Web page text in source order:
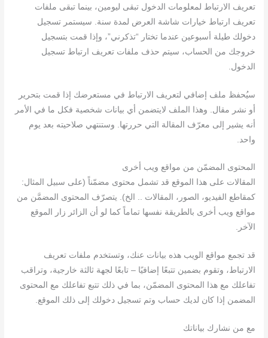
تعريف الارتباط لمعلومات الدخول تبقى ليومين، بينما تبقى ملفات
تعريف ارتباط خيارات شاشة العرض لمدة سنة. سيستمر تسجيل
دخولك طيلة أسبوعين عندما تختار “تذكرني”، وإذا قمت بتسجيل
خروجك من الحساب، سيتم حذف ملفات تعريف ارتباط تسجيل
الدخول.
سيُحفظ ملف إضافي لتعريف الارتباط في مستعرضك إذا قمت بتحرير
أو نشر مقال. وهذا الملف لايتضمن أي بيانات شخصية فكل ما في الأمر
أنه يشير إلى معرّف المقالة التي حررتها. وستنتهي صلاحيته بعد يوم
واحد.
المحتوى المضمّن من مواقع ويب أخرى
المقالات على هذا الموقع قد تشمل محتوى مضمّناً (على سبيل المثال:
كمقاطع الفيديو، الصور، المقالات .. الخ). يتصرّف المحتوى المضمَّن من
مواقع ويب أخرى بالطريقة نفسها تماماً كما لو أن الزائر زار الموقع
الآخر.
قد تجمع مواقع الويب هذه بيانات عنك، وتستخدم ملفات تعريف
الارتباط، وتقوم بضمين تتبعًا إضافيًا – تابعًا لجهة ثالثة خارجية، وتراقب
تفاعلك مع هذا المحتوى المضمّن، بما في ذلك تتبع تفاعلك مع المحتوى
المضمن إذا كان لديك حساب وتم تسجيل دخولك إلى ذلك الموقع.
مع من نشارك بياناتك